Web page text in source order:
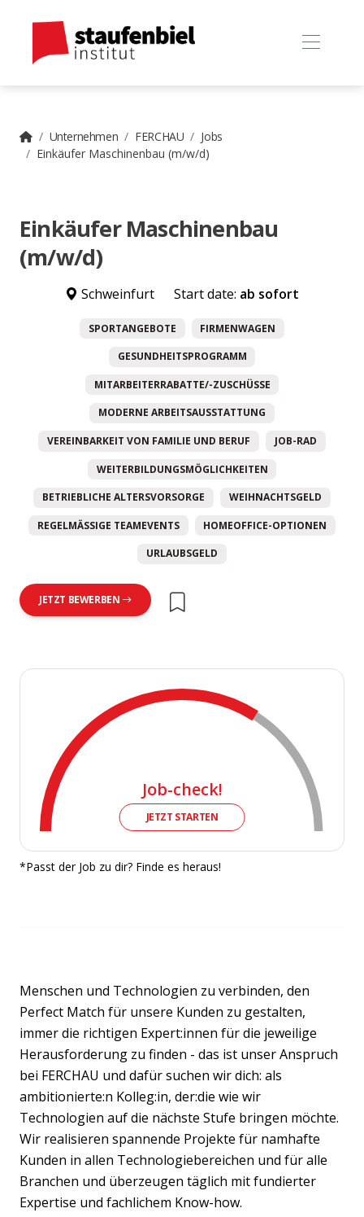
Unternehmen FERCHAU
Jobs
Einkäufer Maschinenbau (m/w/d)
Einkäufer Maschinenbau
(m/w/d)
Schweinfurt Start date: ab sofort
SPORTANGEBOTE FIRMENWAGEN
GESUNDHEITSPROGRAMM
MITARBEITERRABATTE/-ZUSCHÜSSE
MODERNE ARBEITSAUSSTATTUNG
VEREINBARKEIT VON FAMILIE UND BERUF JOB-RAD
WEITERBILDUNGSMÖGLICHKEITEN
BETRIEBLICHE ALTERSVORSORGE WEIHNACHTSGELD
REGELMÄSSIGE TEAMEVENTS HOMEOFFICE-OPTIONEN
URLAUBSGELD
JETZT BEWERBEN
Job-check!
JETZT STARTEN
*Passt der Job zu dir? Finde es heraus!
Menschen und Technologien zu verbinden, den
Perfect Match für unsere Kunden zu gestalten,
immer die richtigen Expert:innen für die jeweilige
Herausforderung zu finden - das ist unser Anspruch
bei FERCHAU und dafür suchen wir dich: als
ambitionierte:n Kolleg:in, der:die wie wir
Technologien auf die nächste Stufe bringen möchte.
Wir realisieren spannende Projekte für namhafte
Kunden in allen Technologiebereichen und für alle
Branchen und überzeugen täglich mit fundierter
Expertise und fachlichem Know-how.